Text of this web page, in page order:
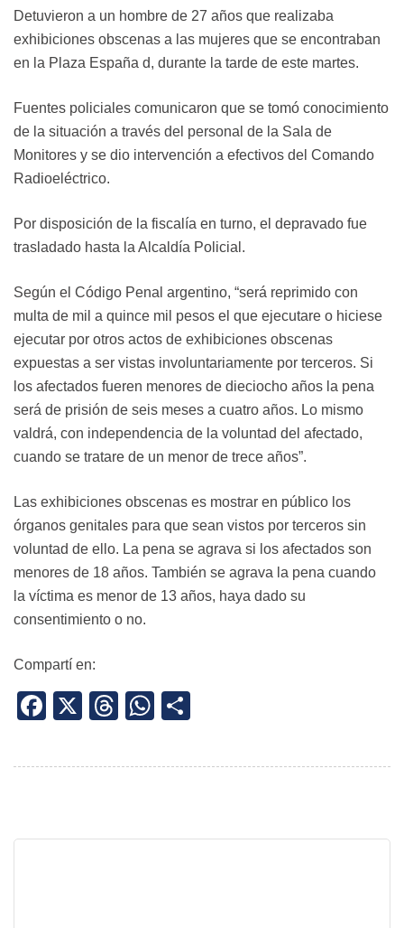
Detuvieron a un hombre de 27 años que realizaba
exhibiciones obscenas a las mujeres que se encontraban
en la Plaza España d, durante la tarde de este martes.
Fuentes policiales comunicaron que se tomó conocimiento
de la situación a través del personal de la Sala de
Monitores y se dio intervención a efectivos del Comando
Radioeléctrico.
Por disposición de la fiscalía en turno, el depravado fue
trasladado hasta la Alcaldía Policial.
Según el Código Penal argentino, “será reprimido con
multa de mil a quince mil pesos el que ejecutare o hiciese
ejecutar por otros actos de exhibiciones obscenas
expuestas a ser vistas involuntariamente por terceros. Si
los afectados fueren menores de dieciocho años la pena
será de prisión de seis meses a cuatro años. Lo mismo
valdrá, con independencia de la voluntad del afectado,
cuando se tratare de un menor de trece años”.
Las exhibiciones obscenas es mostrar en público los
órganos genitales para que sean vistos por terceros sin
voluntad de ello. La pena se agrava si los afectados son
menores de 18 años. También se agrava la pena cuando
la víctima es menor de 13 años, haya dado su
consentimiento o no.
Compartí en:
Facebook
X Threads
WhatsApp